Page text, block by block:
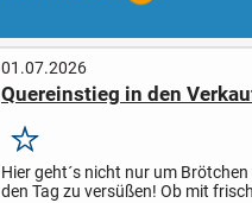
01.07.2026
Quereinstieg in den
Merken
Hier geht´s nicht nur um
den Tag zu versüßen! Ob mit